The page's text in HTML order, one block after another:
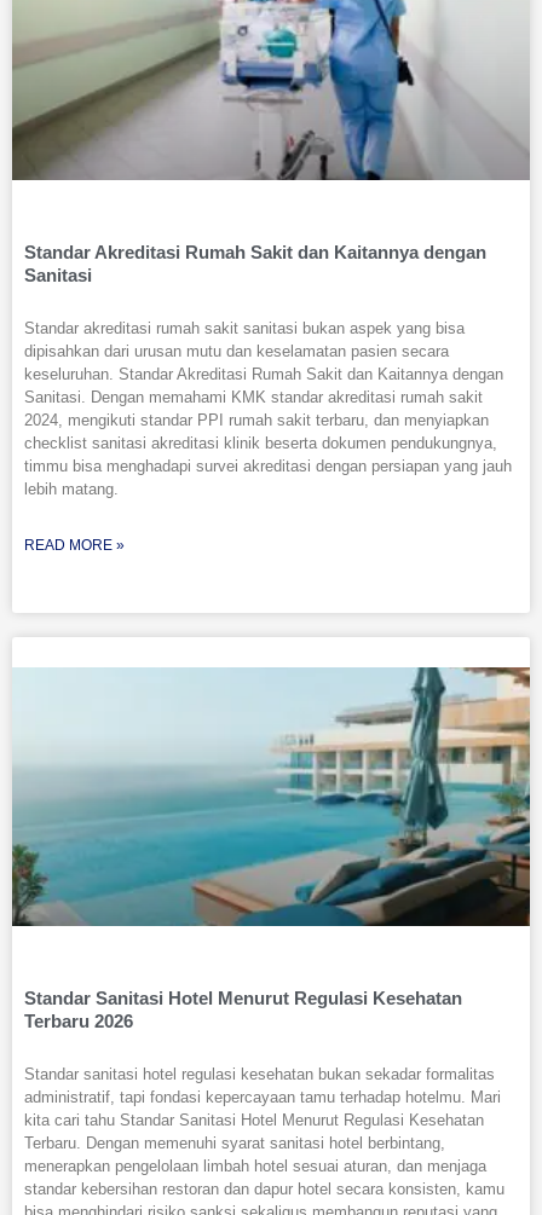
Standar Akreditasi Rumah Sakit dan Kaitannya dengan
Sanitasi
Standar akreditasi rumah sakit sanitasi bukan aspek yang bisa
dipisahkan dari urusan mutu dan keselamatan pasien secara
keseluruhan. Standar Akreditasi Rumah Sakit dan Kaitannya dengan
Sanitasi. Dengan memahami KMK standar akreditasi rumah sakit
2024, mengikuti standar PPI rumah sakit terbaru, dan menyiapkan
checklist sanitasi akreditasi klinik beserta dokumen pendukungnya,
timmu bisa menghadapi survei akreditasi dengan persiapan yang jauh
lebih matang.
READ MORE »
Standar Sanitasi Hotel Menurut Regulasi Kesehatan
Terbaru 2026
Standar sanitasi hotel regulasi kesehatan bukan sekadar formalitas
administratif, tapi fondasi kepercayaan tamu terhadap hotelmu. Mari
kita cari tahu Standar Sanitasi Hotel Menurut Regulasi Kesehatan
Terbaru. Dengan memenuhi syarat sanitasi hotel berbintang,
menerapkan pengelolaan limbah hotel sesuai aturan, dan menjaga
standar kebersihan restoran dan dapur hotel secara konsisten, kamu